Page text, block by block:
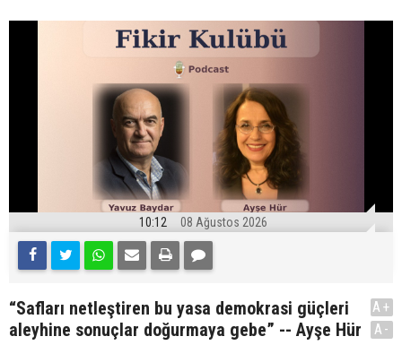
10:12 08 Ağustos 2026
“Safları netleştiren bu yasa demokrasi güçleri
aleyhine sonuçlar doğurmaya gebe” -- Ayşe Hür
A+
A-